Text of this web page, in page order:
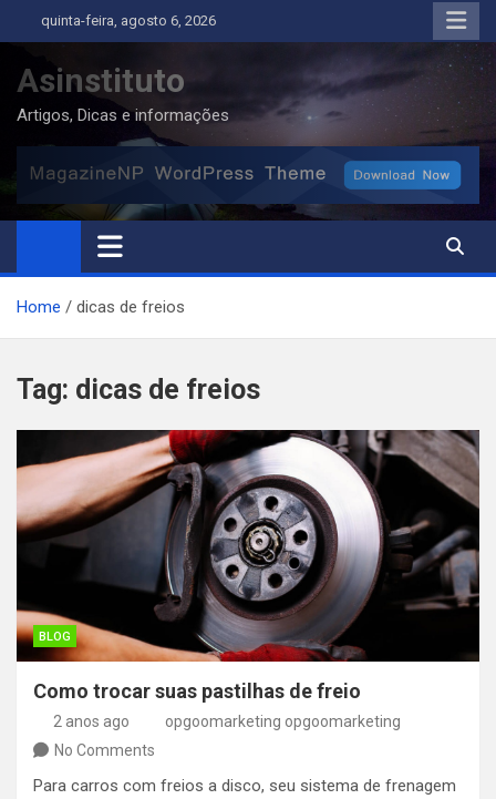
to
content
quinta-feira, agosto 6, 2026
Asinstituto
Artigos, Dicas e informações
Home dicas de freios
Tag: dicas de freios
BLOG
Como trocar suas pastilhas de freio
2 anos ago
opgoomarketing opgoomarketing
No Comments
Para carros com freios a disco, seu sistema de frenagem